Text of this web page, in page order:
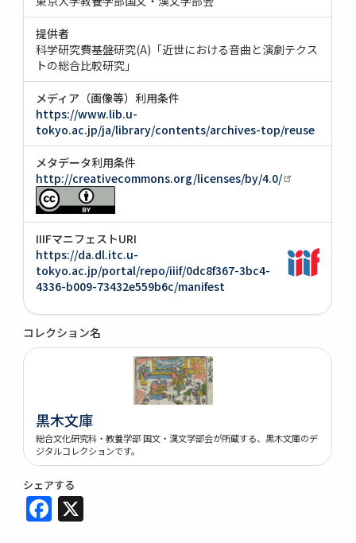
提供者
科学研究費基盤研究(A)「近世における音曲と演劇テクス
トの総合比較研究」
メディア（画像等）利用条件
https://www.lib.u-
tokyo.ac.jp/ja/library/contents/archives-top/reuse
メタデータ利用条件
http://creativecommons.org/licenses/by/4.0/
IIIFマニフェストURI
https://da.dl.itc.u-
tokyo.ac.jp/portal/repo/iiif/0dc8f367-3bc4-
4336-b009-73432e559b6c/manifest
コレクション名
黒木文庫
総合文化研究科・教養学部 国文・漢文学部会が所蔵する、黒木文庫のデ
ジタルコレクションです。
シェアする
Facebook